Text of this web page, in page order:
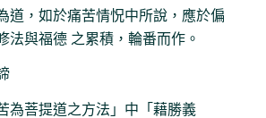
道，如於痛苦情怳中所說，應於偏
法與福德 之累積，輪番而作。
為菩提道之方法」中「藉勝義